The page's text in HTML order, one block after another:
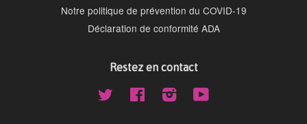
Notre politique de prévention du COVID-19
Déclaration de conformité ADA
Restez en contact
Twitter Facebook Instagram